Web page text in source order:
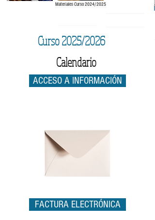
Materiales Curso 2024/2025
Curso 2025/2026
Calendario
ACCESO A INFORMACIÓN
FACTURA ELECTRÓNICA